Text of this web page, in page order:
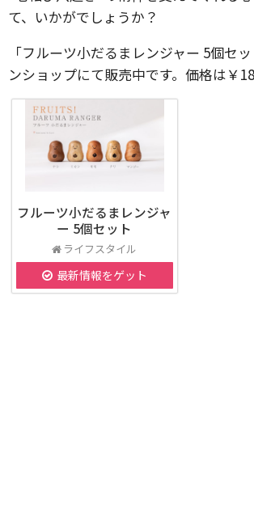
て、いかがでしょうか？
「フルーツ小だるまレンジャー 5個セ
ンショップにて販売中です。価格は￥
フルーツ小だるまレンジャ
ー 5個セット
ライフスタイル
最新情報をゲット